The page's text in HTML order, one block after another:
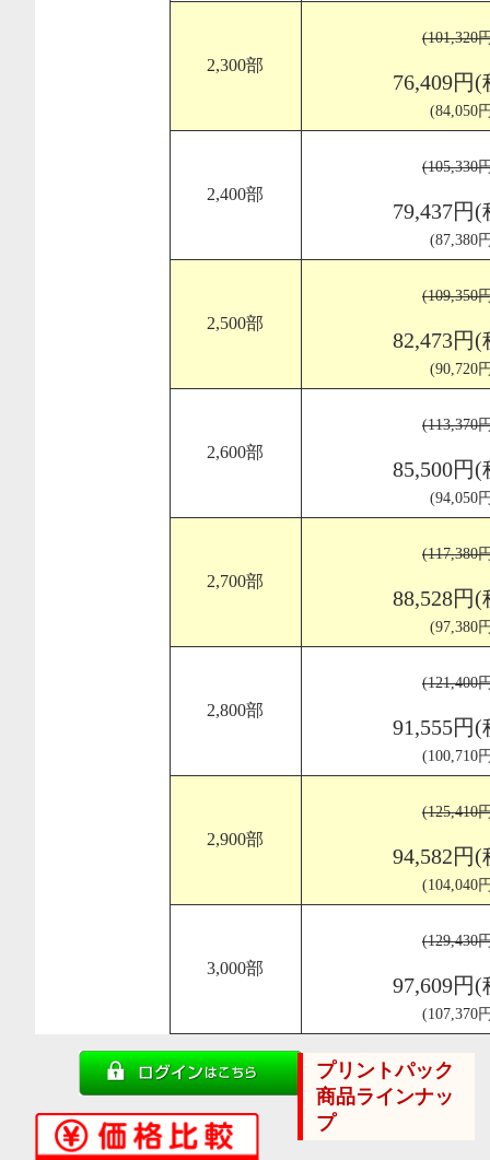
2,300部
(101,320
76,409円
(84,050
2,400部
(105,330
79,437円
(87,380
2,500部
(109,350
82,473円(
(90,720
2,600部
(113,370
85,500円(
(94,050
2,700部
(117,380
88,528円(
(97,380
2,800部
(121,400
91,555円(
(100,710
2,900部
(125,410
94,582円(
(104,040
3,000部
(129,430
97,609円(
(107,370
プリントパック
商品ラインナッ
プ